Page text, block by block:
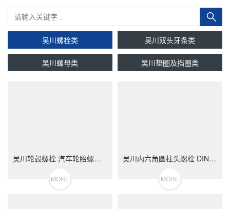
吴川螺栓类 吴川双头牙条类
吴川螺母类 吴川垫圈及挡圈类
吴川轮毂螺栓 汽车轮胎螺丝 不锈钢（304/316）碳钢 合金钢
MORE
吴川内六角圆柱头螺栓 DIN912 不锈钢（304/316）碳钢 合金钢
MORE